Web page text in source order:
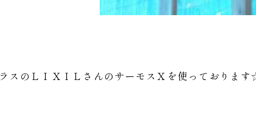
スのＬＩＸＩＬさんのサーモスＸを使っておりま